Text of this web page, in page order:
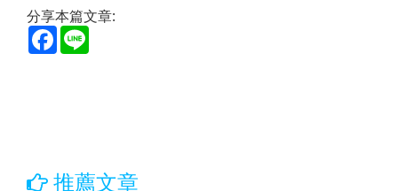
分享本篇文章:
Facebook
推薦文章